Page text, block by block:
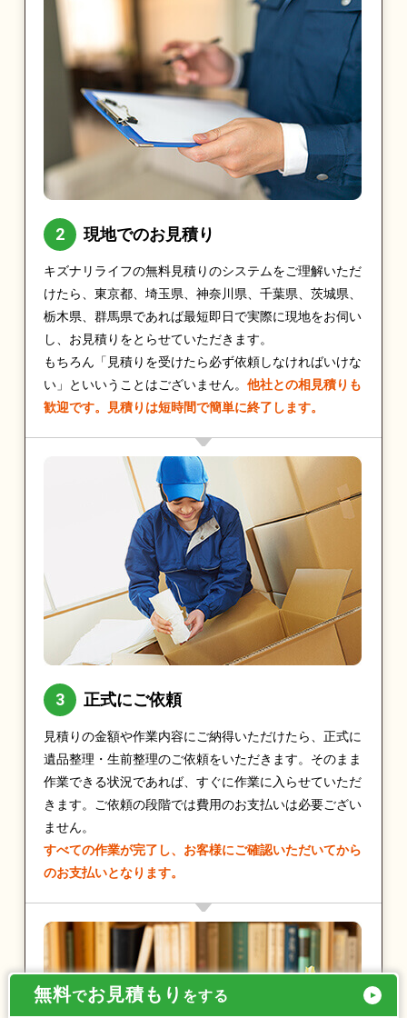
現地でのお見積り
キズナリライフの無料見積りのシステムをご理解いただ
けたら、東京都、埼玉県、神奈川県、千葉県、茨城県、
栃木県、群馬県であれば最短即日で実際に現地をお伺い
し、お見積りをとらせていただきます。
もちろん「見積りを受けたら必ず依頼しなければいけな
い」といいうことはございません。 他社との相見積りも
歓迎です。見積りは短時間で簡単に終了します。
正式にご依頼
見積りの金額や作業内容にご納得いただけたら、正式に
遺品整理・生前整理のご依頼をいただきます。そのまま
作業できる状況であれば、すぐに作業に入らせていただ
きます。ご依頼の段階では費用のお支払いは必要ござい
ません。
すべての作業が完了し、お客様にご確認いただいてから
のお支払いとなります。
無料でお見積もり をする